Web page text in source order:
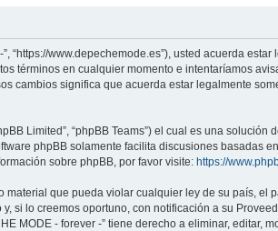
“https://www.depechemode.es”), usted acuerda
términos en cualquier momento e intentaríamos
cambios significa que acuerda estar legalmente
Limited”, “phpBB Teams”) el cual es una solución
phpBB solamente facilita discusiones basadas
sobre phpBB, por favor visite: https://
que pueda violar cualquier ley de su país, el
si lo creemos oportuno, con notificación a su
MODE - forever -” tiene derecho a eliminar, editar,